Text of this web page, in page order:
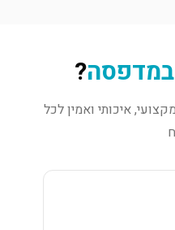
במדפסה?
איכותי ואמין לכל